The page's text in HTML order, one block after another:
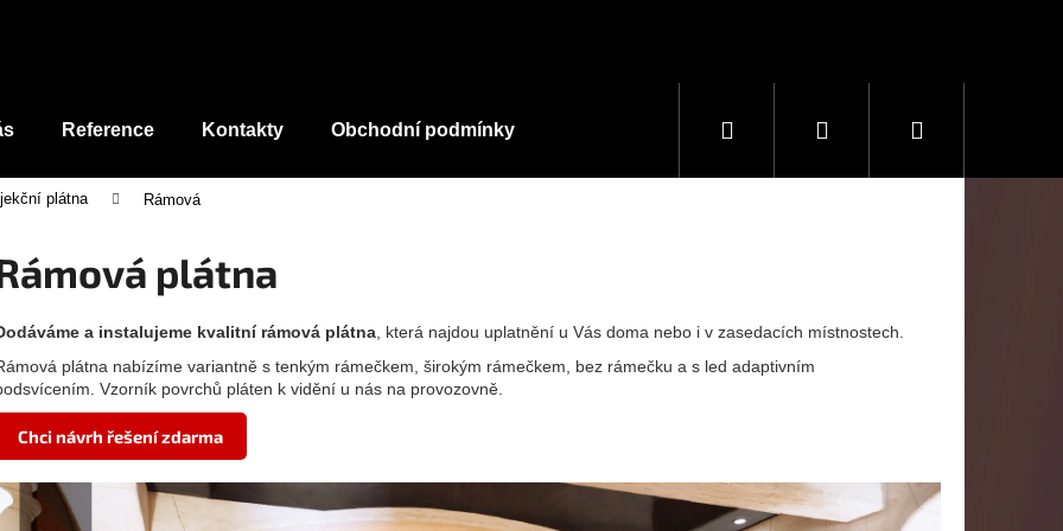
Reference Kontakty Obchodní podmínky Hledat PřihlášeníNákupní
plátna Rámová
plátna
a instalujeme kvalitní rámová plátna , která najdou uplatnění u Vás doma nebo i v zasedacích místnostech.
plátna nabízíme variantně s tenkým rámečkem, širokým rámečkem, bez rámečku a s led adaptivním
Vzorník povrchů pláten k vidění u nás na provozovně.
Chci návrh řešení zdarma
Co potřebujete najít?